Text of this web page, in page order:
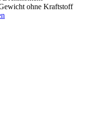
ohne Kraftstoff